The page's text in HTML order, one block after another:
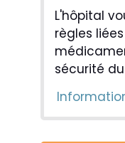
L'hôpital
règles
sécurité